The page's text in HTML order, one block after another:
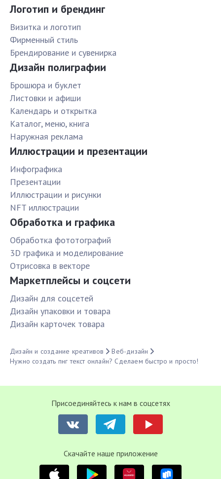
Логотип и брендинг
Визитка и логотип
Фирменный стиль
Брендирование и сувенирка
Дизайн полиграфии
Брошюра и буклет
Листовки и афиши
Календарь и открытка
Каталог, меню, книга
Наружная реклама
Иллюстрации и презентации
Инфографика
Презентации
Иллюстрации и рисунки
NFT иллюстрации
Обработка и графика
Обработка фототографий
3D графика и моделирование
Отрисовка в векторе
Маркетплейсы и соцсети
Дизайн для соцсетей
Дизайн упаковки и товара
Дизайн карточек товара
Дизайн и создание креативов
Веб-дизайн
Нужно создать пнг текст онлайн? Сделаем быстро и просто!
Присоединяйтесь к нам в соцсетях
Cкачайте наше приложение